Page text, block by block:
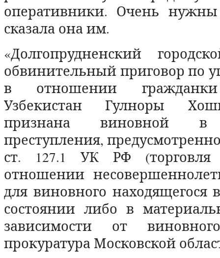
оперативники. Очень
сказала она им.
«Долгопрудненский
обвинительный приговор по
в отношении гражданки
Узбекистан Гулноры
признана виновной в
преступления,
ст. 127.1 УК РФ
отношении
для виновного находящегося
состоянии либо в
зависимости от
прокуратура Московской